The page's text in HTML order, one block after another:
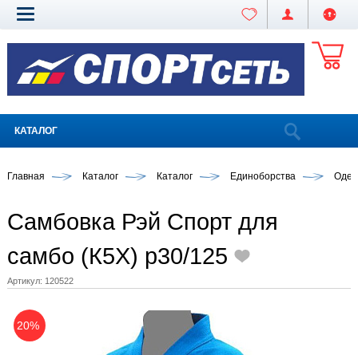
КАТАЛОГ
Главная Каталог Каталог Единоборства
Самбовка Рэй Спорт для
самбо (К5Х) р30/125
Артикул: 120522
20%